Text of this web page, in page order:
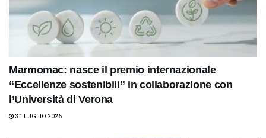
Marmomac: nasce il premio internazionale
“Eccellenze sostenibili” in collaborazione con
l’Università di Verona
31 LUGLIO 2026